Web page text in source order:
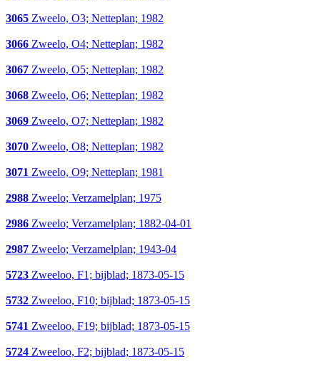
3065 Zweelo, O3; Netteplan; 1982
3066 Zweelo, O4; Netteplan; 1982
3067 Zweelo, O5; Netteplan; 1982
3068 Zweelo, O6; Netteplan; 1982
3069 Zweelo, O7; Netteplan; 1982
3070 Zweelo, O8; Netteplan; 1982
3071 Zweelo, O9; Netteplan; 1981
2988 Zweelo; Verzamelplan; 1975
2986 Zweelo; Verzamelplan; 1882-04-01
2987 Zweelo; Verzamelplan; 1943-04
5723 Zweeloo, F1; bijblad; 1873-05-15
5732 Zweeloo, F10; bijblad; 1873-05-15
5741 Zweeloo, F19; bijblad; 1873-05-15
5724 Zweeloo, F2; bijblad; 1873-05-15